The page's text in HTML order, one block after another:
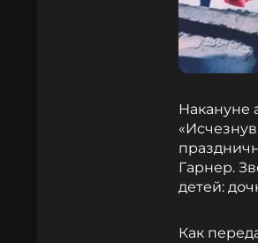
Накануне
Гарнер.
детей:
Как